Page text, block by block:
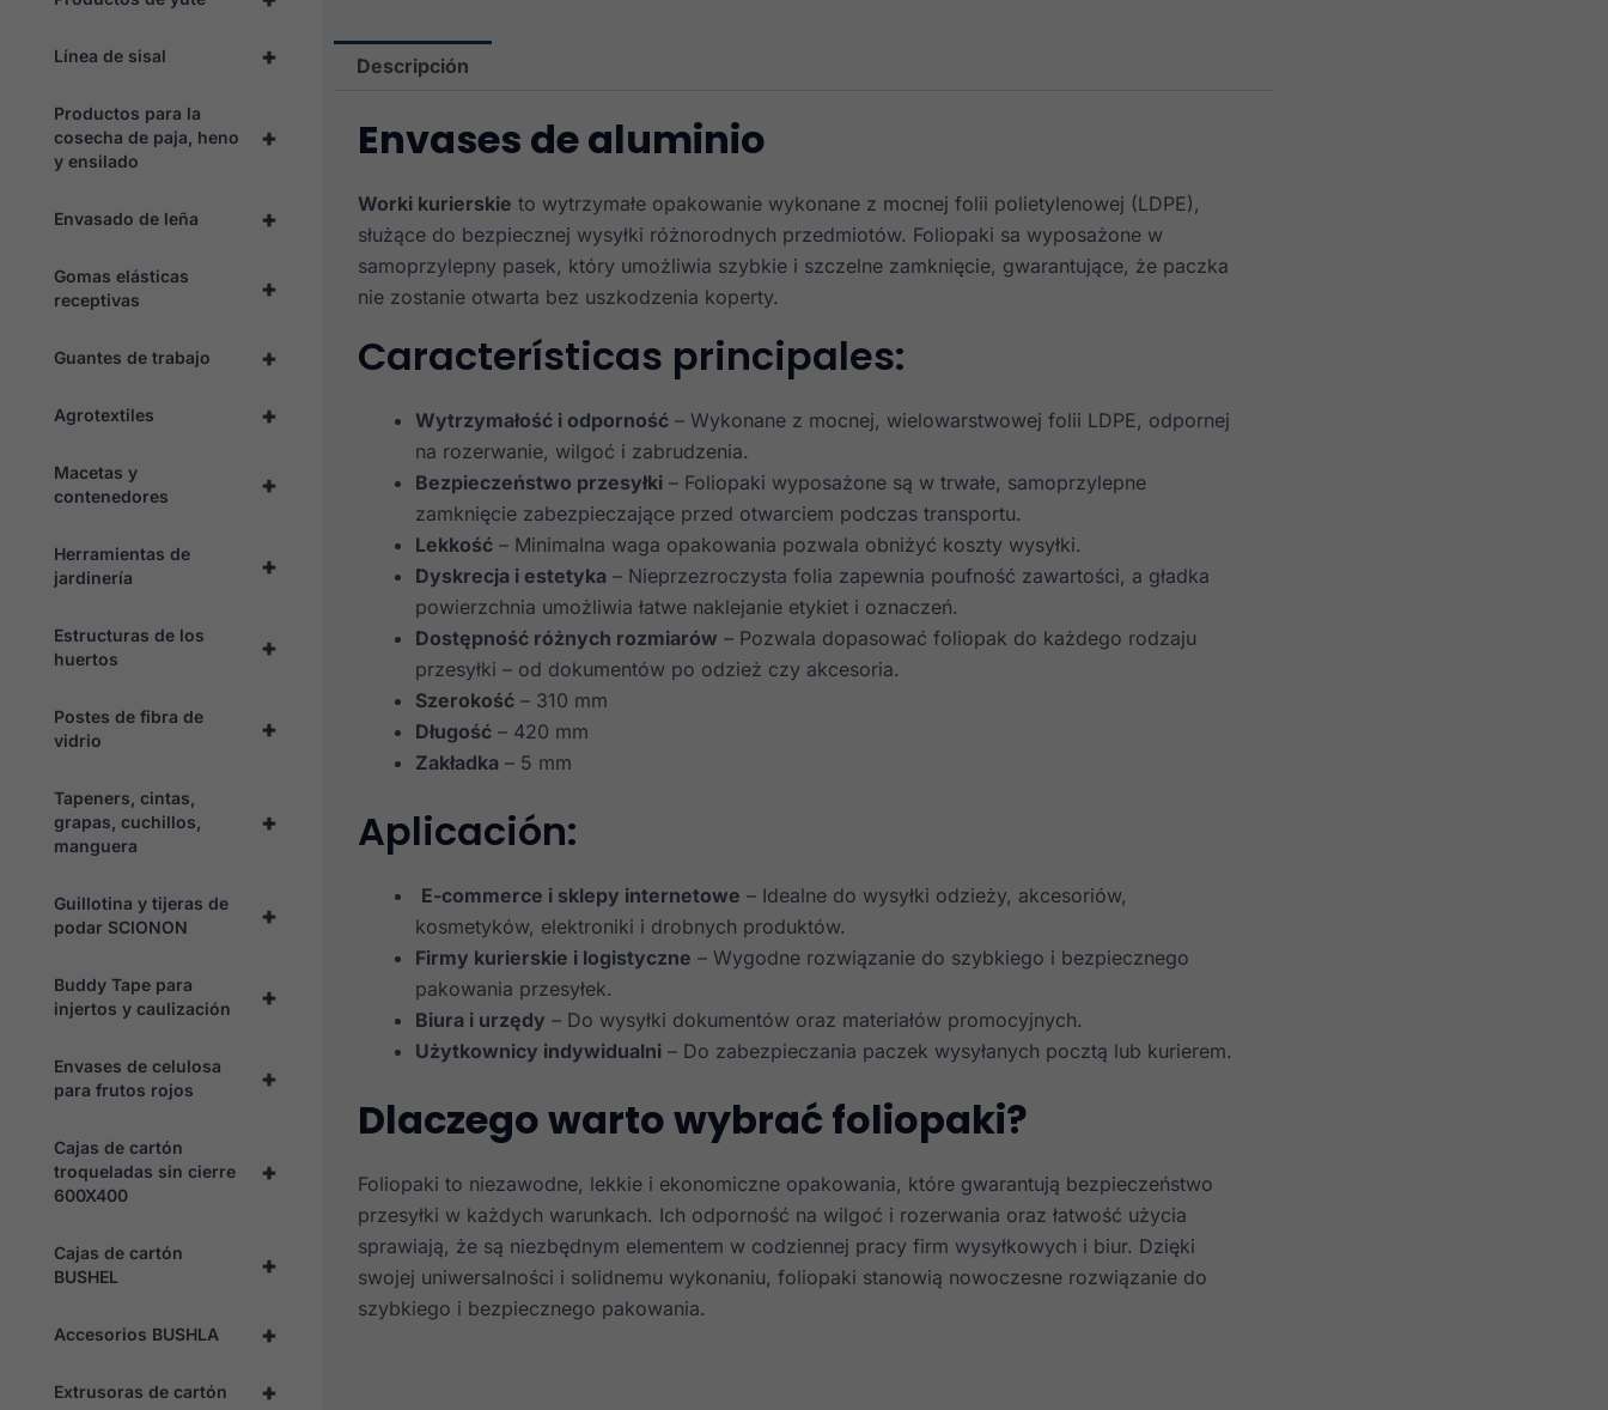
+
Línea de sisal
+
Productos para la
cosecha de paja, heno
y ensilado
+
Envasado de leña
+
Gomas elásticas
receptivas
+
Guantes de trabajo
+
Agrotextiles
+
Macetas y
contenedores
+
Herramientas de
jardinería
+
Estructuras de los
huertos
+
Postes de fibra de
vidrio
+
Tapeners, cintas,
grapas, cuchillos,
manguera
+
Guillotina y tijeras de
podar SCIONON
+
Buddy Tape para
injertos y caulización
+
Envases de celulosa
para frutos rojos
+
Cajas de cartón
troqueladas sin cierre
600X400
+
Cajas de cartón
BUSHEL
+
Accesorios BUSHLA
+
Extrusoras de cartón
Descripción
Envases de aluminio
Worki kurierskie to wytrzymałe opakowanie wykonane z mocnej folii polietylenowej (LDPE),
służące do bezpiecznej wysyłki różnorodnych przedmiotów. Foliopaki sa wyposażone w
samoprzylepny pasek, który umożliwia szybkie i szczelne zamknięcie, gwarantujące, że paczka
nie zostanie otwarta bez uszkodzenia koperty.
Características principales:
Wytrzymałość i odporność– Wykonane z mocnej, wielowarstwowej folii LDPE, odpornej
na rozerwanie, wilgoć i zabrudzenia.
Bezpieczeństwo przesyłki– Foliopaki wyposażone są w trwałe, samoprzylepne
zamknięcie zabezpieczające przed otwarciem podczas transportu.
Lekkość– Minimalna waga opakowania pozwala obniżyć koszty wysyłki.
Dyskrecja i estetyka – Nieprzezroczysta folia zapewnia poufność zawartości, a gładka
powierzchnia umożliwia łatwe naklejanie etykiet i oznaczeń.
Dostępność różnych rozmiarów – Pozwala dopasować foliopak do każdego rodzaju
przesyłki – od dokumentów po odzież czy akcesoria.
Szerokość– 310 mm
Długość– 420 mm
Zakładka – 5 mm
Aplicación:
E-commerce i sklepy internetowe – Idealne do wysyłki odzieży, akcesoriów,
kosmetyków, elektroniki i drobnych produktów.
Firmy kurierskie i logistyczne – Wygodne rozwiązanie do szybkiego i bezpiecznego
pakowania przesyłek.
Biura i urzędy – Do wysyłki dokumentów oraz materiałów promocyjnych.
Użytkownicy indywidualni– Do zabezpieczania paczek wysyłanych pocztą lub kurierem.
Dlaczego warto wybrać foliopaki?
Foliopaki to niezawodne, lekkie i ekonomiczne opakowania, które gwarantują bezpieczeństwo
przesyłki w każdych warunkach. Ich odporność na wilgoć i rozerwania oraz łatwość użycia
sprawiają, że są niezbędnym elementem w codziennej pracy firm wysyłkowych i biur. Dzięki
swojej uniwersalności i solidnemu wykonaniu, foliopaki stanowią nowoczesne rozwiązanie do
szybkiego i bezpiecznego pakowania.